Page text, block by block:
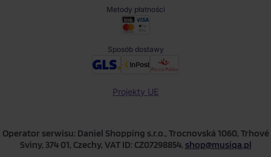
Metody płatności
Sposób dostawy
Projekty UE
Operator serwisu: Daniel Shopping s.r.o., Trocnovská 1060, Trhové
Sviny, 374 01, Czechy, VAT ID: CZ07298854, shop@musiqa.pl